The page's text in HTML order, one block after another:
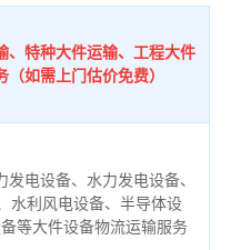
、特种大件运输、工程大件
如需上门估价免费）
电设备、水力发电设备、
水利风电设备、半导体设
等大件设备物流运输服务